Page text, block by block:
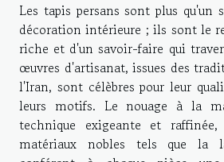
Les tapis persans sont plus qu'un
décoration intérieure ; ils sont le
riche et d'un savoir-faire qui
œuvres d'artisanat, issues des
l'Iran, sont célèbres pour leur
leurs motifs. Le nouage à la
technique exigeante et
matériaux nobles tels que la